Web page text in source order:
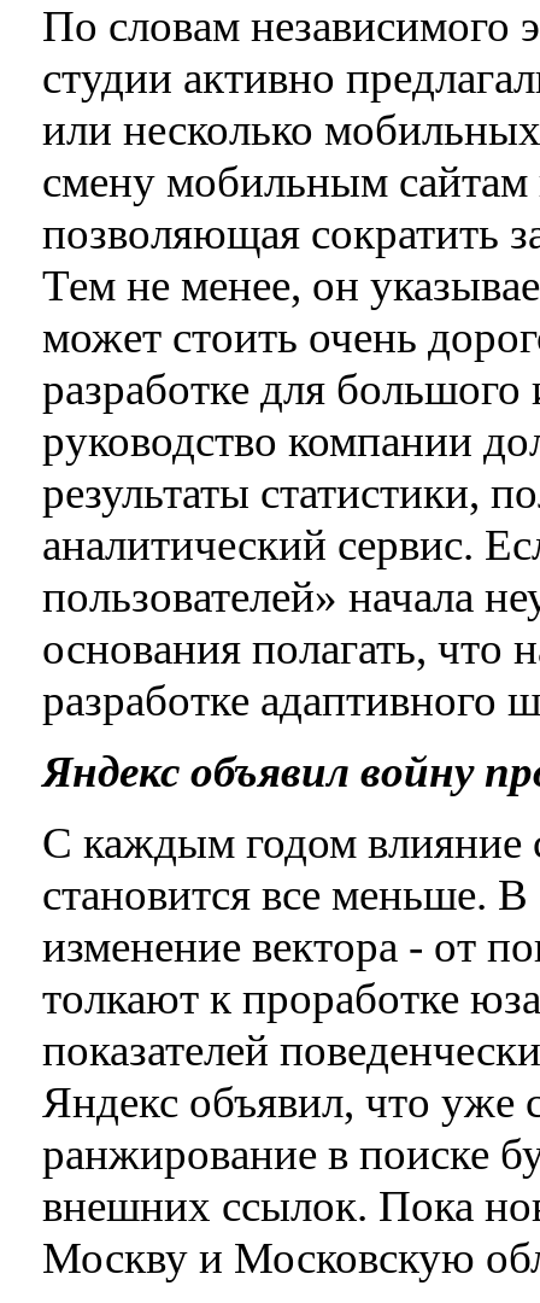
По словам независимого
студии активно
или несколько
смену мобильным сайтам
позволяющая сократить
Тем не менее, он
может стоить очень
разработке для
руководство компании
результаты статистики,
аналитический сервис.
пользователей» начала
основания полагать, что
разработке адаптивного
Яндекс объявил войну
С каждым годом влияние
становится все меньше.
изменение вектора - от
толкают к проработке
показателей
Яндекс объявил, что уже
ранжирование в поиске
внешних ссылок. Пока
Москву и Московскую